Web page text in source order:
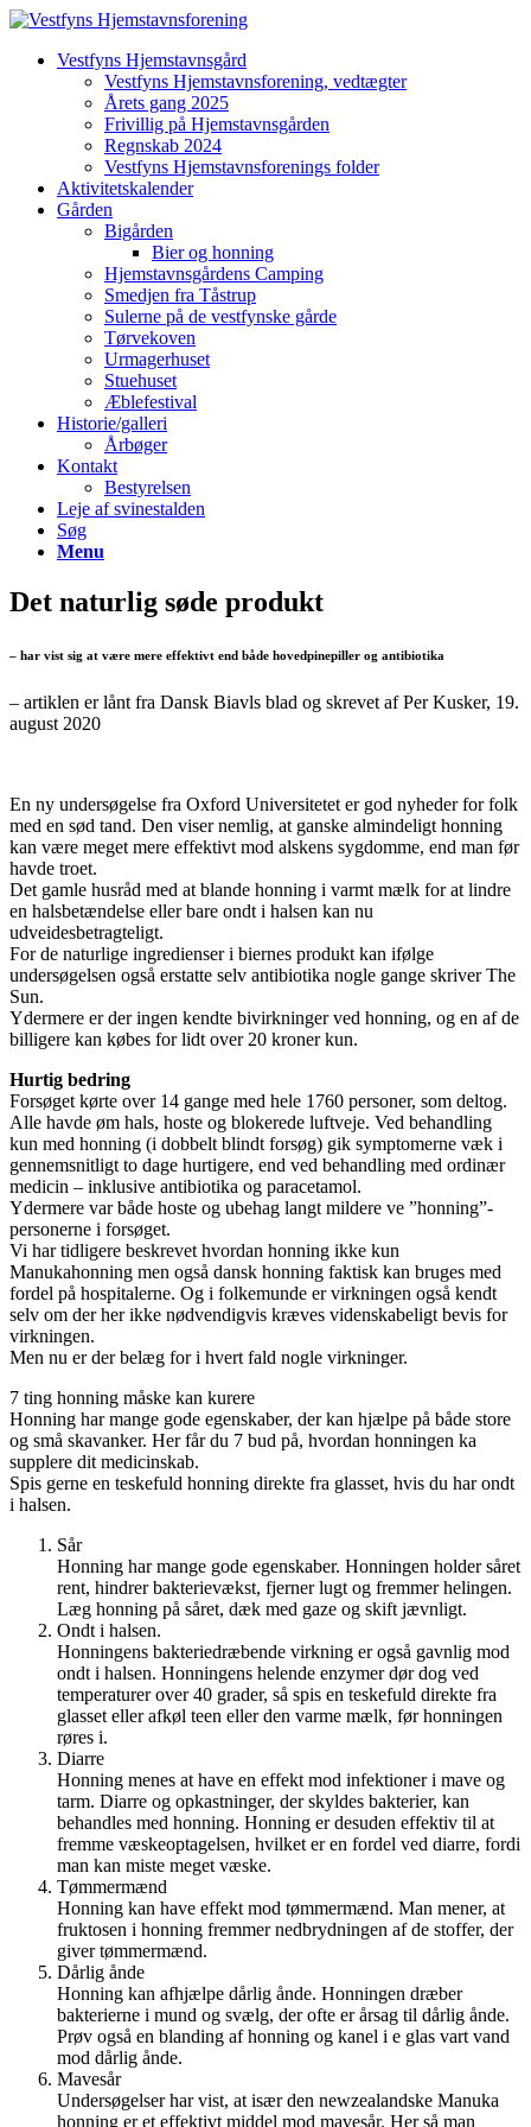
Vestfyns Hjemstavnsgård
Vestfyns Hjemstavnsforening, vedtægter
Årets gang 2025
Frivillig på Hjemstavnsgården
Regnskab 2024
Vestfyns Hjemstavnsforenings folder
Aktivitetskalender
Gården
Bigården
Bier og honning
Hjemstavnsgårdens Camping
Smedjen fra Tåstrup
Sulerne på de vestfynske gårde
Tørvekoven
Urmagerhuset
Stuehuset
Æblefestival
Historie/galleri
Årbøger
Kontakt
Bestyrelsen
Leje af svinestalden
Søg
Menu
Det naturlig søde produkt
– har vist sig at være mere effektivt end både hovedpinepiller og antibiotika
– artiklen er lånt fra Dansk Biavls blad og skrevet af Per Kusker, 19.
august 2020
En ny undersøgelse fra Oxford Universitetet er god nyheder for folk
med en sød tand. Den viser nemlig, at ganske almindeligt honning
kan være meget mere effektivt mod alskens sygdomme, end man før
havde troet.
Det gamle husråd med at blande honning i varmt mælk for at lindre
en halsbetændelse eller bare ondt i halsen kan nu
udveidesbetragteligt.
For de naturlige ingredienser i biernes produkt kan ifølge
undersøgelsen også erstatte selv antibiotika nogle gange skriver The
Sun.
Ydermere er der ingen kendte bivirkninger ved honning, og en af de
billigere kan købes for lidt over 20 kroner kun.
Hurtig bedring
Forsøget kørte over 14 gange med hele 1760 personer, som deltog.
Alle havde øm hals, hoste og blokerede luftveje. Ved behandling
kun med honning (i dobbelt blindt forsøg) gik symptomerne væk i
gennemsnitligt to dage hurtigere, end ved behandling med ordinær
medicin – inklusive antibiotika og paracetamol.
Ydermere var både hoste og ubehag langt mildere ve ”honning”-
personerne i forsøget.
Vi har tidligere beskrevet hvordan honning ikke kun
Manukahonning men også dansk honning faktisk kan bruges med
fordel på hospitalerne. Og i folkemunde er virkningen også kendt
selv om der her ikke nødvendigvis kræves videnskabeligt bevis for
virkningen.
Men nu er der belæg for i hvert fald nogle virkninger.
7 ting honning måske kan kurere
Honning har mange gode egenskaber, der kan hjælpe på både store
og små skavanker. Her får du 7 bud på, hvordan honningen ka
supplere dit medicinskab.
Spis gerne en teskefuld honning direkte fra glasset, hvis du har ondt
i halsen.
Sår
Honning har mange gode egenskaber. Honningen holder såret
rent, hindrer bakterievækst, fjerner lugt og fremmer helingen.
Læg honning på såret, dæk med gaze og skift jævnligt.
Ondt i halsen.
Honningens bakteriedræbende virkning er også gavnlig mod
ondt i halsen. Honningens helende enzymer dør dog ved
temperaturer over 40 grader, så spis en teskefuld direkte fra
glasset eller afkøl teen eller den varme mælk, før honningen
røres i.
Diarre
Honning menes at have en effekt mod infektioner i mave og
tarm. Diarre og opkastninger, der skyldes bakterier, kan
behandles med honning. Honning er desuden effektiv til at
fremme væskeoptagelsen, hvilket er en fordel ved diarre, fordi
man kan miste meget væske.
Tømmermænd
Honning kan have effekt mod tømmermænd. Man mener, at
fruktosen i honning fremmer nedbrydningen af de stoffer, der
giver tømmermænd.
Dårlig ånde
Honning kan afhjælpe dårlig ånde. Honningen dræber
bakterierne i mund og svælg, der ofte er årsag til dårlig ånde.
Prøv også en blanding af honning og kanel i e glas vart vand
mod dårlig ånde.
Mavesår
Undersøgelser har vist, at især den newzealandske Manuka
honning er et effektivt middel mod mavesår. Her så man